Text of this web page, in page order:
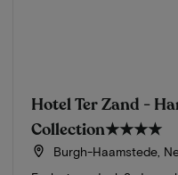
Hotel Ter Zand -
Collection★★★★
Burgh-Haamstede,